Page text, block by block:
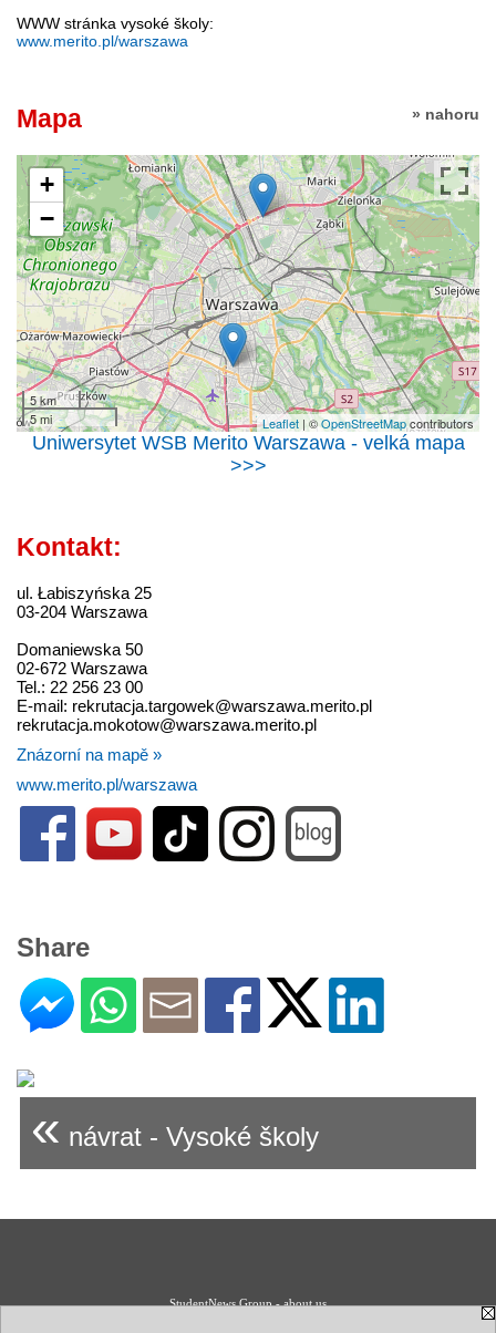
WWW stránka vysoké školy:
www.merito.pl/warszawa
» nahoru
Mapa
+
−
5 km
5 mi
Leaflet | ©OpenStreetMapcontributors
Uniwersytet WSB Merito Warszawa - velká mapa
>>>
Kontakt:
ul. Łabiszyńska 25
03-204 Warszawa
Domaniewska 50
02-672 Warszawa
Tel.: 22 256 23 00
E-mail: rekrutacja.targowek@warszawa.merito.pl
rekrutacja.mokotow@warszawa.merito.pl
Znázorní na mapě »
www.merito.pl/warszawa
Share
« návrat - Vysoké školy
StudentNews Group - about us